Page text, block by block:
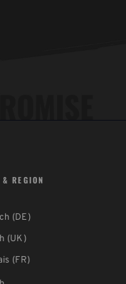
REGION
(DE)
(UK)
(FR)